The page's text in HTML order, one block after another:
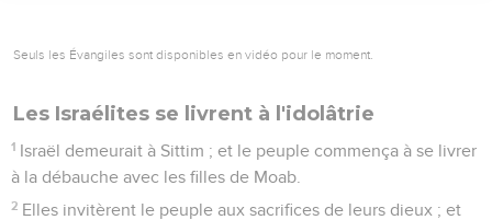
Seuls les Évangiles sont disponibles en vidéo pour le moment.
Les Israélites se livrent à l'idolâtrie
1 Israël demeurait à Sittim ; et le peuple commença à se livrer
à la débauche avec les filles de Moab.
2 Elles invitèrent le peuple aux sacrifices de leurs dieux ; et